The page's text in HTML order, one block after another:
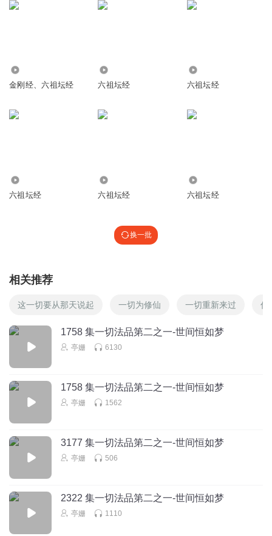
金刚经、六祖坛经 六祖坛经 六祖坛经
六祖坛经 六祖坛经 六祖坛经
换一批
相关推荐
这一切要从那天说起 一切为修仙 一切重新来过 你
1758 集一切法品第二之一-世间恒如梦
亭姗 6130
1758 集一切法品第二之一-世间恒如梦
亭姗 1562
3177 集一切法品第二之一-世间恒如梦
亭姗 506
2322 集一切法品第二之一-世间恒如梦
亭姗 1110